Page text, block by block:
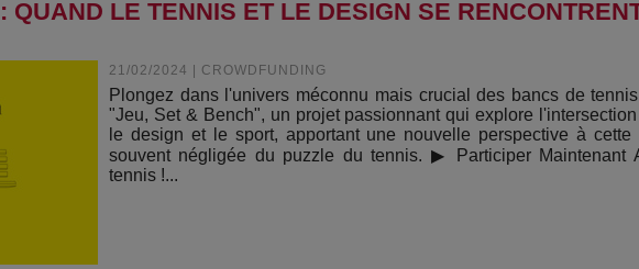
QUAND LE TENNIS ET LE DESIGN SE
21/02/2024 CROWDFUNDING
Plongez dans l'univers méconnu mais crucial des bancs de
"Jeu, Set & Bench", un projet passionnant qui explore l'intersection
le design et le sport, apportant une nouvelle perspective à cette
souvent négligée du puzzle du tennis. ▶ Participer Maintenant
tennis !...